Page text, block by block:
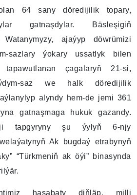
64 sany döredijilik topary,
gatnaşdylar. Bäsleşigiň
ajaýyp döwrümizi
sazlary ýokary ussatlyk bilen
çagalaryň 21-si,
saz we halk döredijilik
alyndy hem-de jemi 361
gatnaşmaga hukuk gazandy.
tapgyryny şu ýylyň 6-njy
Ak bugdaý etrabynyň
“Türkmeniň ak öýi” binasynda
hasabaty diňläp, milli